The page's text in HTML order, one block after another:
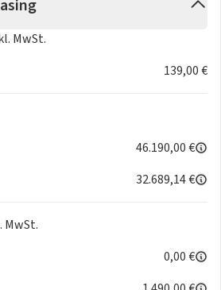
& Totwinkelassistent
MwSt.
139,00 €
46.190,00 €
32.689,14 €
MwSt.
0,00 €